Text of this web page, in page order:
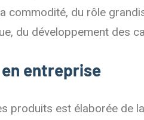
commodité, du rôle
du développement des
en entreprise
produits est élaborée de